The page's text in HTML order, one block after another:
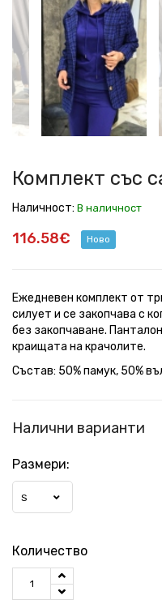
със
сако
Blue
със
сако
Blue
със
сако
Blue
със
сако
Blue
със
сако
Blue
със
сако
Blue
със
сако
Blue
със
сако
Blue
Комплект със
Наличност: В наличност
116.58€ Ново
Ежедневен комплект от
силует и се закопчава с
без закопчаване.
краищата на крачолите.
Състав: 50% памук, 50%
Налични варианти
Размери:
S
Количество